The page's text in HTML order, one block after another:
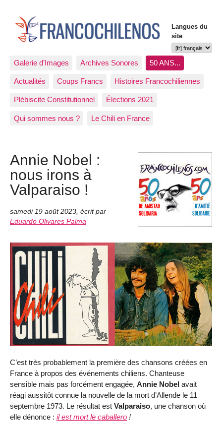
Langues du
site
Galerie d’Images Archives Sonores 50 ANS...
Actualités Coups Francs Histoires Francochiliennes
Plébiscite Constitutionnel Élections 2021
Qui sommes nous ? Le Chili en France
Annie Nobel :
nous irons à
Valparaiso !
samedi 19 août 2023, écrit par
Eduardo Olivares Palma
C’est très probablement la première des chansons créées en
France à propos des événements chiliens. Chanteuse
sensible mais pas forcément engagée, Annie Nobel avait
réagi aussitôt connue la nouvelle de la mort d’Allende le 11
septembre 1973. Le résultat est Valparaiso, une chanson où
elle dénonce : il est mort le caballero !